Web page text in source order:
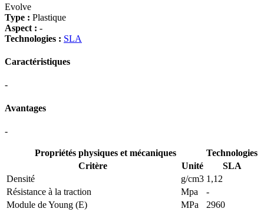
Evolve
Type : Plastique
Aspect : -
Technologies : SLA
Caractéristiques
-
Avantages
-
Propriétés physiques et mécaniques
Technologies
Critère
Unité
SLA
Densité
g/cm3 1,12
Résistance à la traction
Mpa
-
Module de Young (E)
MPa 2960